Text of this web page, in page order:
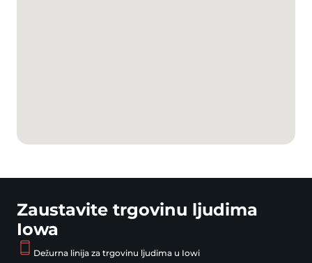
Zaustavite trgovinu ljudima
Iowa
Dežurna linija za trgovinu ljudima u Iowi